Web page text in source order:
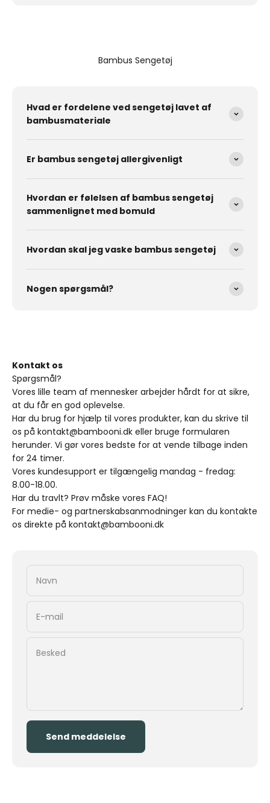
Bambus Sengetøj
Hvad er fordelene ved sengetøj lavet af
bambusmateriale
Er bambus sengetøj allergivenligt
Hvordan er følelsen af ​​bambus sengetøj
sammenlignet med bomuld
Hvordan skal jeg vaske bambus sengetøj
Nogen spørgsmål?
Kontakt os
Spørgsmål?
Vores lille team af mennesker arbejder hårdt for at sikre,
at du får en god oplevelse.
Har du brug for hjælp til vores produkter, kan du skrive til
os på kontakt@bambooni.dk eller bruge formularen
herunder. Vi gør vores bedste for at vende tilbage inden
for 24 timer.
Vores kundesupport er tilgængelig mandag - fredag:
8.00-18.00.
Har du travlt? Prøv måske vores FAQ!
For medie- og partnerskabsanmodninger kan du kontakte
os direkte på kontakt@bambooni.dk
Navn
E-mail
Besked
Send meddelelse